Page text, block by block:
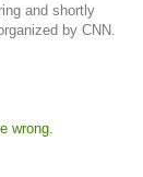
and shortly
by CNN.
wrong.